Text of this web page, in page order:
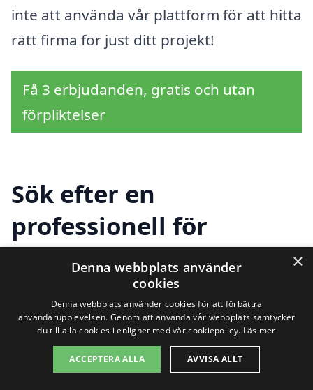
inte att använda vår plattform för att hitta
rätt firma för just ditt projekt!
Få 3 erbjudanden, gratis och utan
förpliktelser
Sök efter en
professionell för
golvslipning i andra
städer nära Tranås
Att hitta rätt företag förgolvslipning i
Tranåskan vara en utmaning, men med
×
Denna webbplats använder
cookies
Denna webbplats använder cookies för att förbättra
användarupplevelsen. Genom att använda vår webbplats samtycker
du till alla cookies i enlighet med vår cookiepolicy. Läs mer
ACCEPTERA ALLA AVVISA ALLT